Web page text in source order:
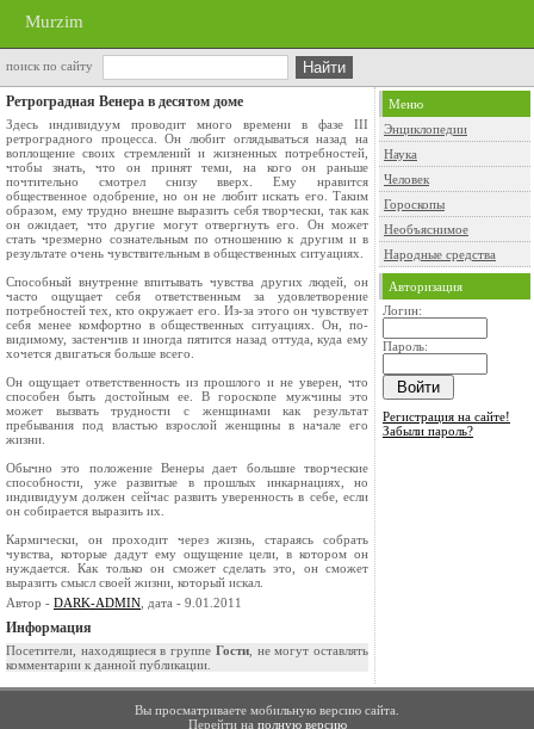
Murzim
поиск по сайту
Ретроградная Венера в десятом доме
Здесь индивидуум проводит много времени в фазе III
ретроградного процесса. Он любит оглядываться назад на
воплощение своих стремлений и жизненных потребностей,
чтобы знать, что он принят теми, на кого он раньше
почтительно смотрел снизу вверх. Ему нравится
общественное одобрение, но он не любит искать его. Таким
образом, ему трудно внешне выразить себя творчески, так как
он ожидает, что другие могут отвергнуть его. Он может
стать чрезмерно сознательным по отношению к другим и в
результате очень чувствительным в общественных ситуациях.
Способный внутренне впитывать чувства других людей, он
часто ощущает себя ответственным за удовлетворение
потребностей тех, кто окружает его. Из-за этого он чувствует
себя менее комфортно в общественных ситуациях. Он, по-
видимому, застенчив и иногда пятится назад оттуда, куда ему
хочется двигаться больше всего.
Он ощущает ответственность из прошлого и не уверен, что
способен быть достойным ее. В гороскопе мужчины это
может вызвать трудности с женщинами как результат
пребывания под властью взрослой женщины в начале его
жизни.
Обычно это положение Венеры дает большие творческие
способности, уже развитые в прошлых инкарнациях, но
индивидуум должен сейчас развить уверенность в себе, если
он собирается выразить их.
Кармически, он проходит через жизнь, стараясь собрать
чувства, которые дадут ему ощущение цели, в котором он
нуждается. Как только он сможет сделать это, он сможет
выразить смысл своей жизни, который искал.
Автор - DARK-ADMIN , дата - 9.01.2011
Информация
Посетители, находящиеся в группе Гости, не могут оставлять
комментарии к данной публикации.
Меню
Энциклопедии
Наука
Человек
Гороскопы
Необъяснимое
Народные средства
Авторизация
Логин:
Пароль:
Регистрация на сайте!
Забыли пароль?
Вы просматриваете мобильную версию сайта.
Перейти на полную версию